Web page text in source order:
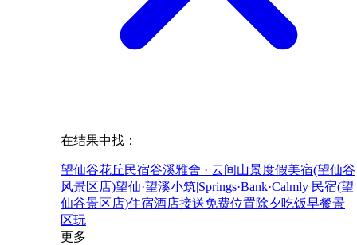
在结果中找：
望仙谷花丘民宿谷溪雅舍 · 云间山景度假美宿(望仙谷
风景区店)望仙·望溪小筑|Springs·Bank·Calmly 民宿(望
仙谷景区店)住宿酒店接送免费位置除夕吃饭早餐景
区玩
更多